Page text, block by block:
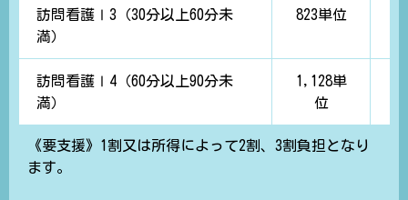
訪問看護Ⅰ3（30分以上60分未
満）
823単位
訪問看護Ⅰ4（60分以上90分未
満）
1,128単
位
《要支援》1割又は所得によって2割、3割負担となり
ます。